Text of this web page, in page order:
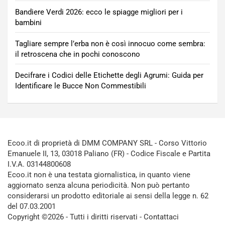
Bandiere Verdi 2026: ecco le spiagge migliori per i
bambini
Tagliare sempre l’erba non è così innocuo come sembra:
il retroscena che in pochi conoscono
Decifrare i Codici delle Etichette degli Agrumi: Guida per
Identificare le Bucce Non Commestibili
Ecoo.it di proprietà di DMM COMPANY SRL - Corso Vittorio
Emanuele II, 13, 03018 Paliano (FR) - Codice Fiscale e Partita
I.V.A. 03144800608
Ecoo.it non è una testata giornalistica, in quanto viene
aggiornato senza alcuna periodicità. Non può pertanto
considerarsi un prodotto editoriale ai sensi della legge n. 62
del 07.03.2001
Copyright ©2026 - Tutti i diritti riservati - Contattaci